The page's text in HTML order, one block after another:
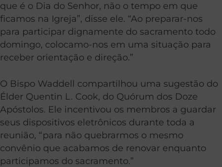
que é o Dia do Senhor, não o tempo em que
ficamos na Igreja”, disse ele. “Ao preparar-nos
para participar dignamente do sacramento todo
domingo, colocamo-nos em uma situação para
receber orientação e direção.”
O Bispo Waddell compartilhou uma sugestão do
Élder Quentin L. Cook, do Quórum dos Doze
Apóstolos. Ele incentivou os membros a guardar
seus dispositivos eletrônicos durante toda a
reunião, “para não quebrarmos o mesmo
convênio que acabamos de renovar enquanto
participamos do sacramento.”